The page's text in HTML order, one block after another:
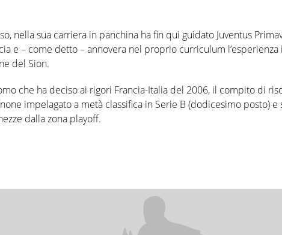
nella sua carriera in panchina ha fin qui guidato Juventus
e – come detto – annovera nel proprio curriculum
del Sion.
che ha deciso ai rigori Francia-Italia del 2006, il compito di
impelagato a metà classifica in Serie B (dodicesimo posto) e
dalla zona playoff.